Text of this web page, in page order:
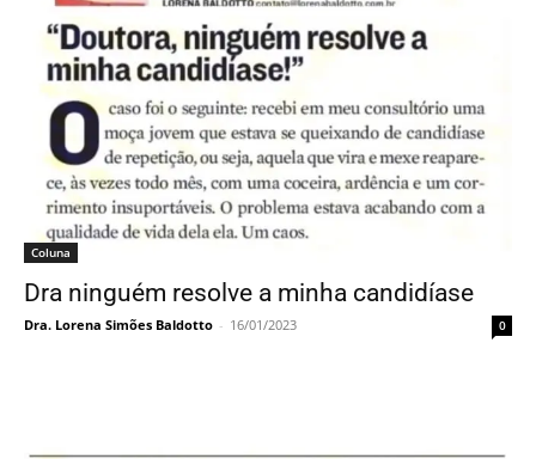
Coluna
Dra ninguém resolve a minha candidíase
Dra. Lorena Simões Baldotto - 16/01/2023 0